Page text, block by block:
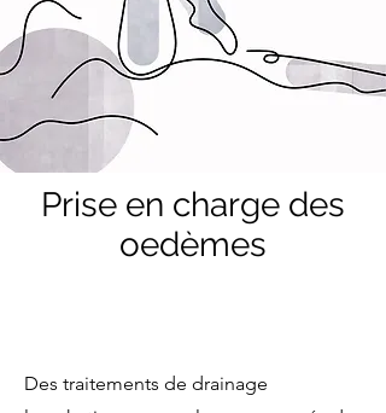
Prise en charge des
oedèmes
Des traitements de drainage